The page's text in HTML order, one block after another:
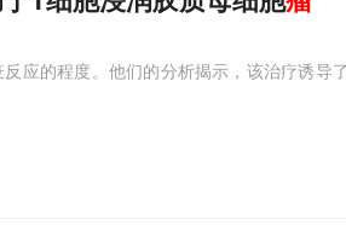
应的程度。他们的分析揭示，该治疗诱导